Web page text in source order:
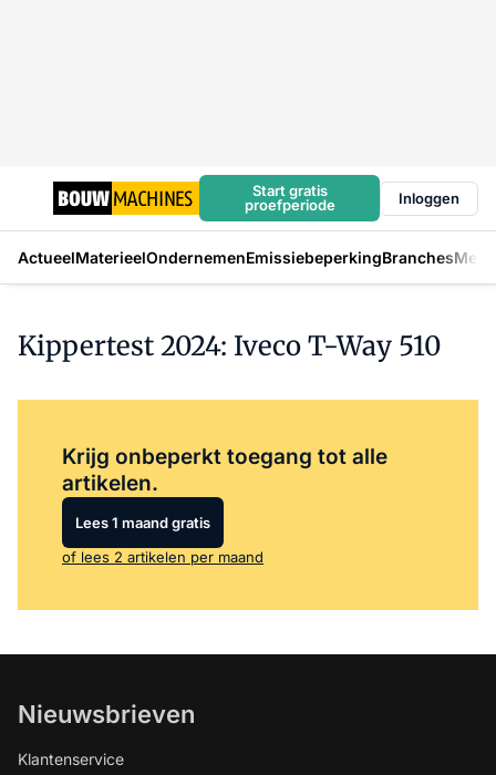
Start gratis
proefperiode
Inloggen
ActueelMaterieelOndernemenEmissiebeperkingBranches
Kippertest 2024: Iveco T-Way 510
Krijg onbeperkt toegang tot alle
artikelen.
Lees 1 maand gratis
of lees 2 artikelen per maand
Nieuwsbrieven
Klantenservice